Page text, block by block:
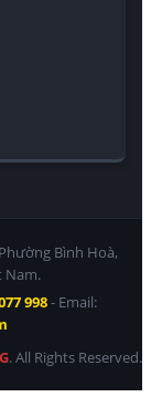
Bình Hoà,
Nam.
998- Email:
. All Rights Reserved.